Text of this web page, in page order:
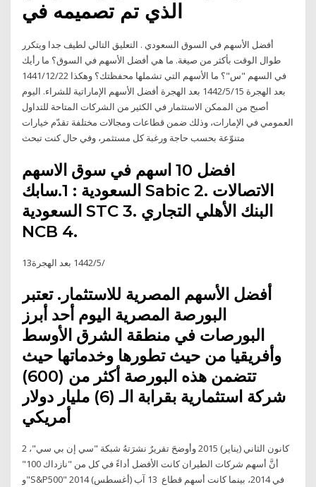
أفضل الأسهم في السوق السعودي . التعليق التالي لطيف جدا ويتكرر
طوال الوقت بأكثر من صيغة. ما هي أفضل الأسهم في السوق؟ ما رأيك
في السهم "س"؟ ما الأسهم التي تشملها محفظتك؟ وهكذا 22‏‏/12‏‏/1441
بعد الهجرة 15‏‏/5‏‏/1442 بعد الهجرة أفضل الأسهم الإماراتية للشراء. اليوم
أصبح من الممكن الاستثمار في الكثير من الشركات المتاحة للتداول
العمومي في الإمارات، وذلك ضمن قطاعات ومجالات مختلفة تقدّم خيارات
متنوّعة بحسب حاجة ورغبة كل مستثمر، وفي حال كنت تبحث
افضل 10 اسهم في سوق الاسهم
السعودية : 1.سابك Sabic 2. الاتصالات
السعودية STC 3. البنك الأهلي التجاري
NCB 4.
13‏‏/5‏‏/1442 بعد الهجرة
أفضل الأسهم المصرية للاستثمار. تعتبر
البورصة المصرية اليوم أحد أبرز
البورصات في منطقة الشرق الأوسط
وأفريقيا من حيث تطورها وخدماتها حيث
تتضمن هذه البورصة أكثر من (600)
شركة استثمارية بقرابة الـ (6) مليار دولار
أمريكي
2 كانون الثاني (يناير) 2015 وأوضحَ تقريرٌ نشرَتهُ شبكة "سي إن بي سي"،
أنَّ أسهم شركات الطيران كانت الأفضل أداءً في كل من "نازداك 100"
و"S&P500" في 2014، بينما كانت أسهم قطاع 13 آب (أغسطس) 2014